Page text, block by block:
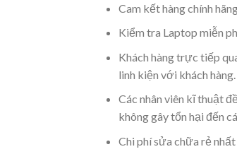
Cam kết hàng chính
Kiểm tra Laptop miễn
Khách hàng trực tiếp
linh kiện với khách hàng.
Các nhân viên kĩ thuật
không gây tổn hại đến
Chi phí sửa chữa rẻ